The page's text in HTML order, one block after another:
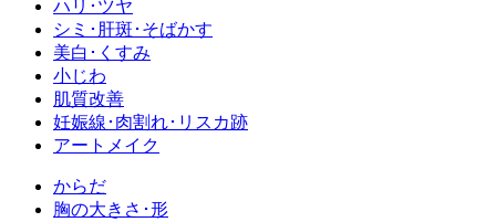
ハリ･ツヤ
シミ･肝斑･そばかす
美白･くすみ
小じわ
肌質改善
妊娠線･肉割れ･リスカ跡
アートメイク
からだ
胸の大きさ･形